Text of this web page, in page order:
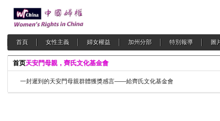
首頁 女性主義 婦女權益 加州分部 特別報導 圖
首页天安門母親，齊氏文化基金會
一封遲到的天安門母親群體獲獎感言——給齊氏文化基金會